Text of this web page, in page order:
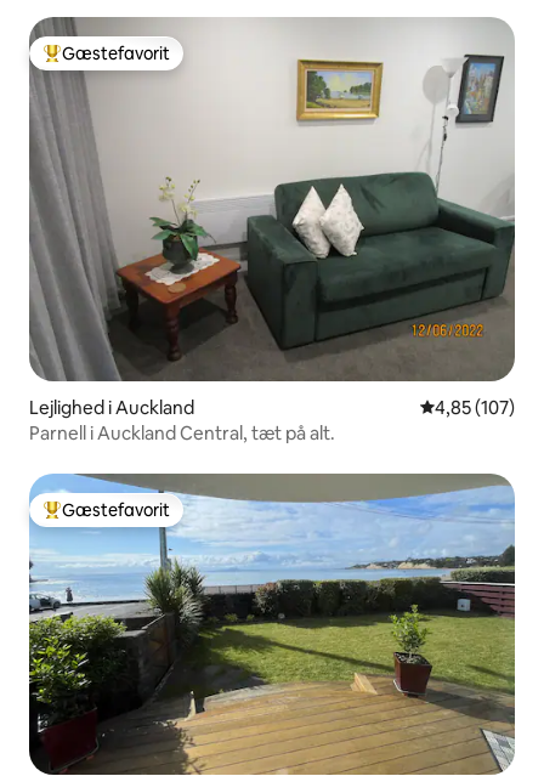
Bedste gæstefavorit
Gæstefavorit
Lejlighed i Auckland 4,85 ud af 5 i
4,85 (107)
Parnell i Auckland Central, tæt på alt.
Bedste gæstefavorit
Gæstefavorit